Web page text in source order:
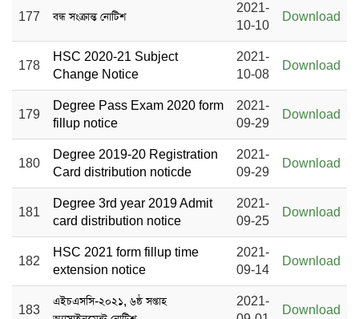
177 বন্ধ সংক্রান্ত নোটিশ
2021-
10-10
Download
178
HSC 2020-21 Subject
Change Notice
2021-
10-08
Download
179
Degree Pass Exam 2020 form
fillup notice
2021-
09-29
Download
180
Degree 2019-20 Registration
Card distribution noticde
2021-
09-29
Download
181
Degree 3rd year 2019 Admit
card distribution notice
2021-
09-25
Download
182
HSC 2021 form fillup time
extension notice
2021-
09-14
Download
183
এইচএসসি-২০২১, ৬ষ্ঠ সপ্তাহ
2021-
Download